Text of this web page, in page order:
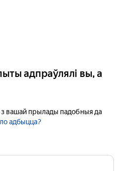
адпраўлялі вы, а
вашай прылады падобныя да
адбыцца?